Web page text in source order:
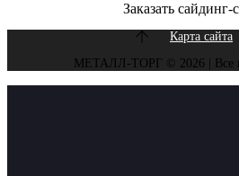
Заказать
Карта сайта
МЕТАЛЛ-ТОРГ © 2026 | Все